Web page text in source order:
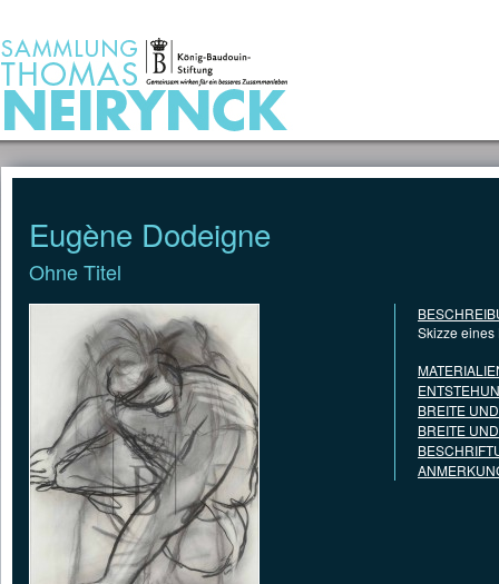
Eugène Dodeigne
Ohne Titel
Skizze
BREITE
BREITE